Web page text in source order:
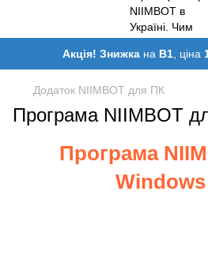
Акція! Знижка на B1 , ціна
Додаток NIIMBOT для ПК
Програма NIIMBOT
Програма